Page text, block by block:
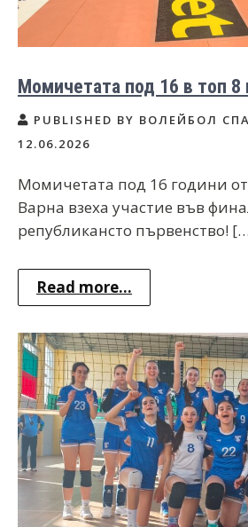
Момичетата под 16 в топ 8
PUBLISHED BY ВОЛЕЙБОЛ
12.06.2026
Момичетата под 16 години
Варна взеха участие във
републикансто първенство!
Read more...